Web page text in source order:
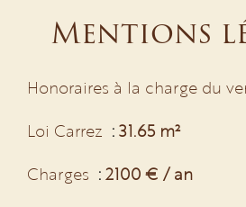
Mentions
Honoraires à la charge du
Loi Carrez
31.65 m²
Charges
2100 € / an